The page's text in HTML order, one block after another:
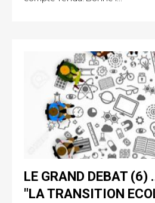
LE GRAND DEBAT (6)
"LA TRANSITION